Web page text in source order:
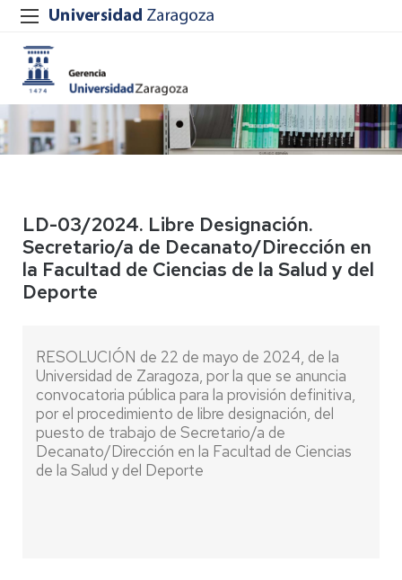
LD-03/2024. Libre Designación.
Secretario/a de Decanato/Dirección en
la Facultad de Ciencias de la Salud y del
Deporte
RESOLUCIÓN de 22 de mayo de 2024, de la
Universidad de Zaragoza, por la que se anuncia
convocatoria pública para la provisión definitiva,
por el procedimiento de libre designación, del
puesto de trabajo de Secretario/a de
Decanato/Dirección en la Facultad de Ciencias
de la Salud y del Deporte